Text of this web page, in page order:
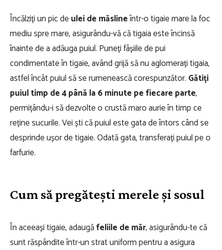
Încălziți un pic deulei de măslineîntr-o tigaie mare la foc
mediu spre mare, asigurându-vă că tigaia este încinsă
înainte de a adăuga puiul. Puneți fâșiile de pui
condimentate în tigaie, având grijă să nu aglomerați tigaia,
astfel încât puiul să se rumenească corespunzător. Gătiți
puiul timp de 4 până la 6 minute pe fiecare parte,
permițându-i să dezvolte o crustă maro aurie în timp ce
reține sucurile. Vei ști că puiul este gata de întors când se
desprinde ușor de tigaie. Odată gata, transferați puiul pe o
farfurie.
Cum să pregătești merele și sosul
În aceeași tigaie, adaugăfeliile de măr, asigurându-te că
sunt răspândite într-un strat uniform pentru a asigura